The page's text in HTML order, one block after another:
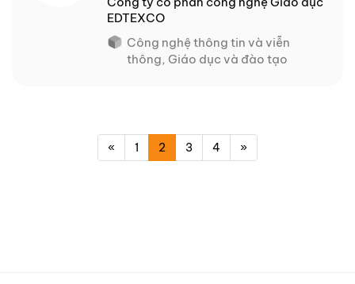
EDTEXCO
Công nghệ thông tin và viễn
thông, Giáo dục và đào tạo
« 1 2 3 4 »